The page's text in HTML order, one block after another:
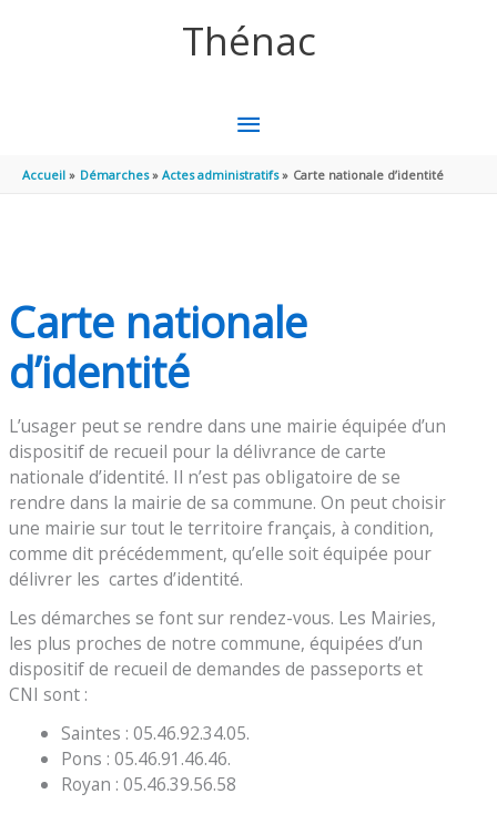
Thénac
MENU
PRINCIPAL
Accueil Démarches Actes administratifs Carte nationale d’identité
Carte nationale
d’identité
L’usager peut se rendre dans une mairie équipée d’un
dispositif de recueil pour la délivrance de carte
nationale d’identité. Il n’est pas obligatoire de se
rendre dans la mairie de sa commune. On peut choisir
une mairie sur tout le territoire français, à condition,
comme dit précédemment, qu’elle soit équipée pour
délivrer les cartes d’identité.
Les démarches se font sur rendez-vous. Les Mairies,
les plus proches de notre commune, équipées d’un
dispositif de recueil de demandes de passeports et
CNI sont :
Saintes : 05.46.92.34.05.
Pons : 05.46.91.46.46.
Royan : 05.46.39.56.58